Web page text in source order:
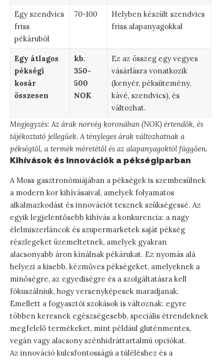
Egy szendvics
friss
pékáruból
70-100
Helyben készült szendvics
friss alapanyagokkal
Egy átlagos
pékségi
kosár
összesen
kb.
350-
500
NOK
Ez az összeg egy vegyes
vásárlásra vonatkozik
(kenyér, péksütemény,
kávé, szendvics), és
változhat.
Megjegyzés: Az árak norvég koronában (NOK) értendők, és
tájékoztató jellegűek. A tényleges árak változhatnak a
pékségtől, a termék méretétől és az alapanyagoktól függően.
Kihívások és innovációk a pékségiparban
A Moss gasztronómiájában a pékségek is szembesülnek
a modern kor kihívásaival, amelyek folyamatos
alkalmazkodást és innovációt tesznek szükségessé. Az
egyik legjelentősebb kihívás a konkurencia: a nagy
élelmiszerláncok és szupermarketek saját pékség
részlegeket üzemeltetnek, amelyek gyakran
alacsonyabb áron kínálnak pékárukat. Ez nyomás alá
helyezi a kisebb, kézműves pékségeket, amelyeknek a
minőségre, az egyediségre és a szolgáltatásra kell
fókuszálniuk, hogy versenyképesek maradjanak.
Emellett a fogyasztói szokások is változnak: egyre
többen keresnek egészségesebb, speciális étrendeknek
megfelelő termékeket, mint például gluténmentes,
vegán vagy alacsony szénhidráttartalmú opciókat.
Az innováció kulcsfontosságú a túléléshez és a